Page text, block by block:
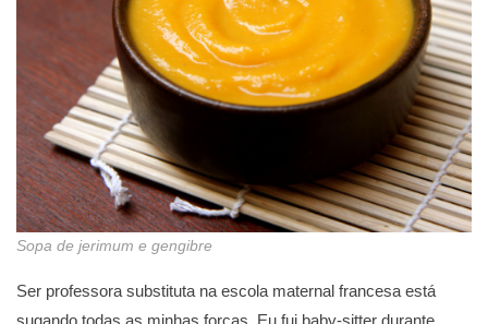
Sopa de jerimum e gengibre
Ser professora substituta na escola maternal francesa está
sugando todas as minhas forças. Eu fui baby-sitter durante